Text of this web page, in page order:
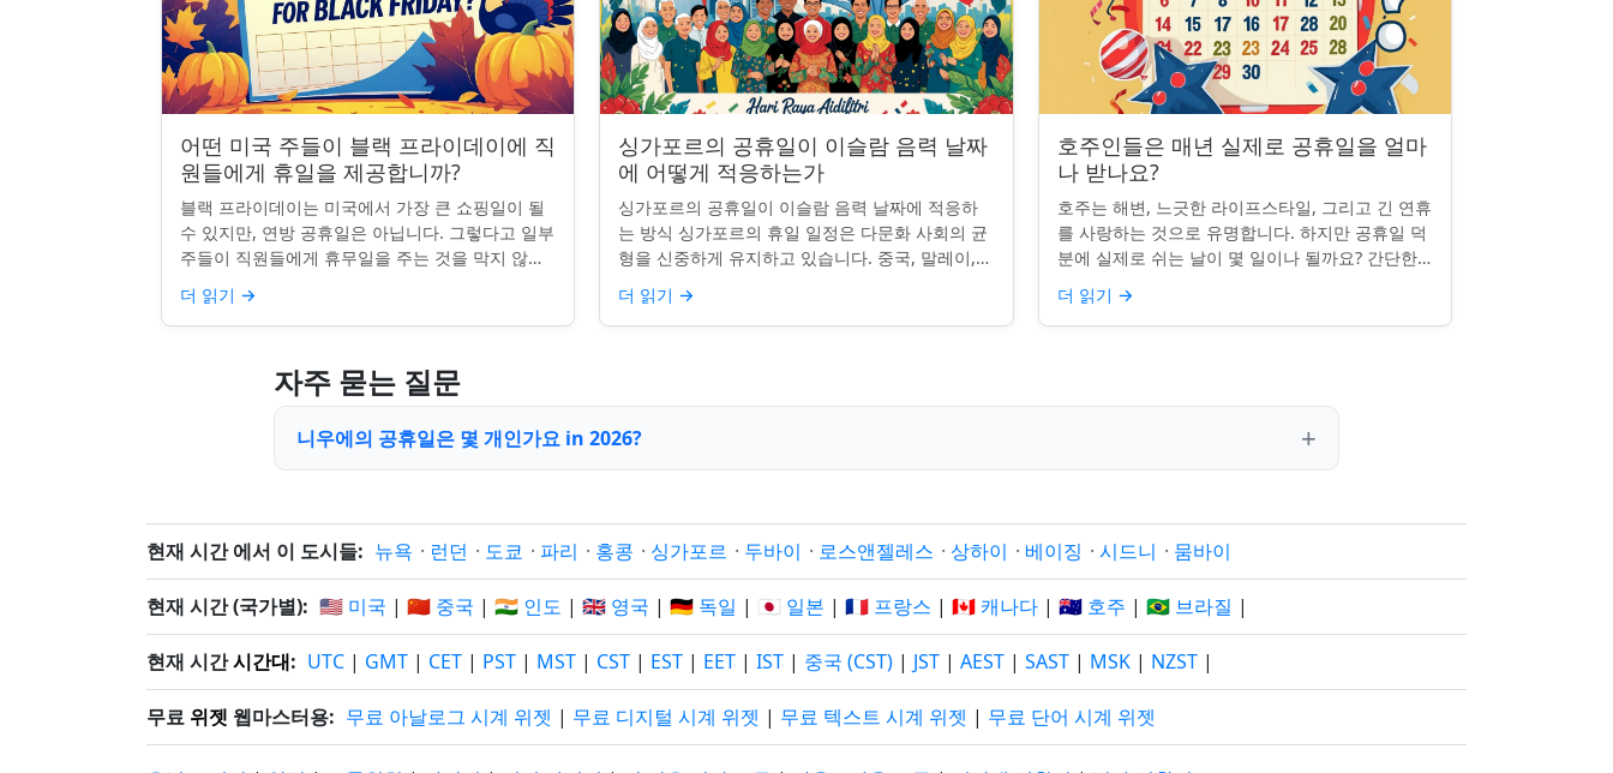
어떤 미국 주들이 블랙 프라이데이에 직
원들에게 휴일을 제공합니까?
블랙 프라이데이는 미국에서 가장 큰 쇼핑일이 될
수 있지만, 연방 공휴일은 아닙니다. 그렇다고 일부
주들이 직원들에게 휴무일을 주는 것을 막지 않죠.
전통, 소매업의 광란, 또는 단순히 추수감사절을 연
장하는 것과 관...
더 읽기 →
싱가포르의 공휴일이 이슬람 음력 날짜
에 어떻게 적응하는가
싱가포르의 공휴일이 이슬람 음력 날짜에 적응하
는 방식 싱가포르의 휴일 일정은 다문화 사회의 균
형을 신중하게 유지하고 있습니다. 중국, 말레이,
인도, 서양 전통의 주요 축하 행사를 포함하여, 나
라의 다양성을 반영합니...
더 읽기 →
호주인들은 매년 실제로 공휴일을 얼마
나 받나요?
호주는 해변, 느긋한 라이프스타일, 그리고 긴 연휴
를 사랑하는 것으로 유명합니다. 하지만 공휴일 덕
분에 실제로 쉬는 날이 몇 일이나 될까요? 간단한
질문처럼 들리지만, 답은 생각보다 명확하지 않을
수 있습니다. 거주...
더 읽기 →
자주 묻는 질문
니우에의 공휴일은 몇 개인가요 in 2026?
현재 시간 에서 이 도시들: 뉴욕 · 런던 · 도쿄 · 파리 · 홍콩 · 싱가포르 · 두바이 · 로스앤젤레스 · 상하이 · 베이징 · 시드니 · 뭄바이
현재 시간 (국가별): 🇺🇸 미국 | 🇨🇳 중국 | 🇮🇳 인도 | 🇬🇧 영국 | 🇩🇪 독일 | 🇯🇵 일본 | 🇫🇷 프랑스 | 🇨🇦 캐나다 | 🇦🇺 호주 | 🇧🇷 브라질 |
현재 시간시간대: UTC | GMT | CET | PST | MST | CST | EST | EET | IST | 중국 (CST) | JST | AEST | SAST | MSK | NZST |
무료 위젯 웹마스터용: 무료 아날로그 시계 위젯 | 무료 디지털 시계 위젯 | 무료 텍스트 시계 위젯 | 무료 단어 시계 위젯